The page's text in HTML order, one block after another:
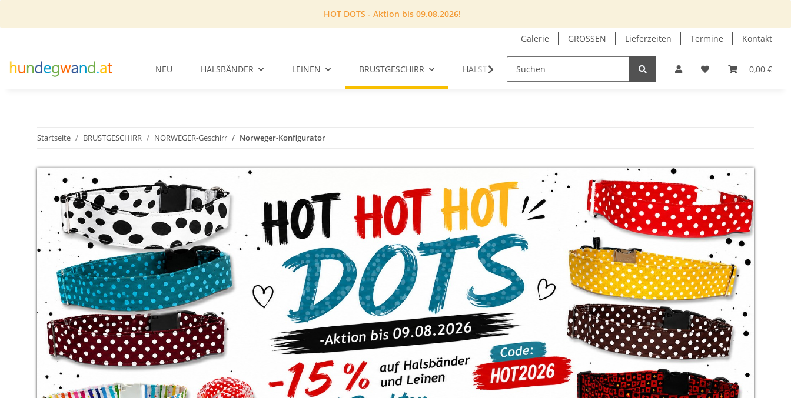
HOT DOTS - Aktion bis 09.08.2026!
Galerie GRÖSSEN Lieferzeiten Termine Kontakt
0,00 €
NEU HALSBÄNDER LEINEN BRUSTGESCHIRR HALSTUCH GUTSCHEIN INFOECKE
Startseite BRUSTGESCHIRR NORWEGER-Geschirr Norweger-Konfigurator